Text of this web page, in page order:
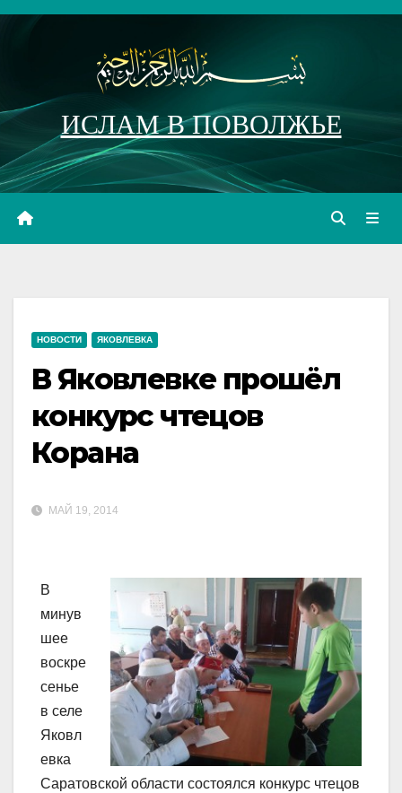
Перейти
ИСЛАМ В ПОВОЛЖЬЕ
НОВОСТИ ЯКОВЛЕВКА
В Яковлевке прошёл
конкурс чтецов
Корана
МАЙ 19, 2014
В
минув
шее
воскре
сенье
в селе
Яковл
евка
Саратовской области состоялся конкурс чтецов